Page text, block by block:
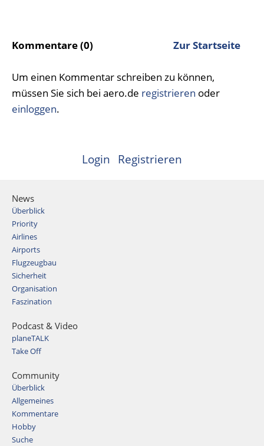
Kommentare (0) Zur Startseite
Um einen Kommentar schreiben zu können,
müssen Sie sich bei aero.de registrieren oder
einloggen.
Login Registrieren
News
Überblick
Priority
Airlines
Airports
Flugzeugbau
Sicherheit
Organisation
Faszination
Podcast & Video
planeTALK
Take Off
Community
Überblick
Allgemeines
Kommentare
Hobby
Suche